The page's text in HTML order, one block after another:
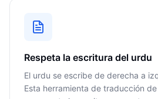
Respeta la escritura del urdu
El urdu se escribe de derecha a
Esta herramienta de traducción